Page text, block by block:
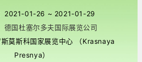
2021-01-26 ~ 2021-01-29
德国杜塞尔多夫国际展览公司
莫斯科国家展览中心 （Krasnaya
Presnya）